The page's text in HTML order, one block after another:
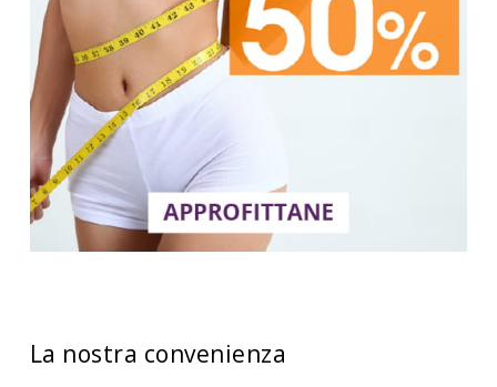
La nostra convenienza